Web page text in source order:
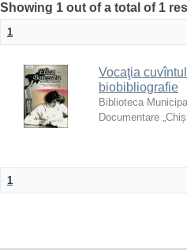
Showing 1 out of a total of 1
1
Vocaţia
biobibliografie
Biblioteca
Documentare
1